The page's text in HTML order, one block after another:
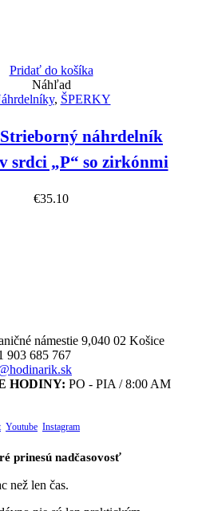
Pridať do košíka
Náhľad
, ŠPERKY
náhrdelník
srdci „P“ so zirkónmi
€35.10
námestie 9,040 02 Košice
903 685 767
HODINY: PO - PIA / 8:00 AM
Youtube Instagram
prinesú nadčasovosť
než len čas.